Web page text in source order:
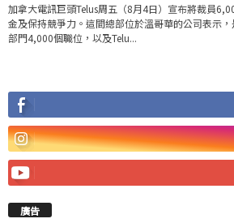
加拿大電訊巨頭Telus周五（8月4日）宣布將裁員
金及保持競爭力。這間總部位於溫哥華的公司表示
部門4,000個職位，以及Telu...
廣告